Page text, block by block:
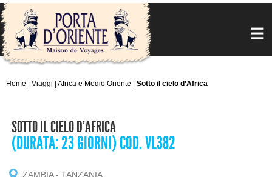
Home Viaggi Africa e Medio Oriente Sotto il cielo d’Africa
SOTTO IL CIELO D’AFRICA
(DURATA: 23 GIORNI) COD. VL382
ZAMBIA - TANZANIA